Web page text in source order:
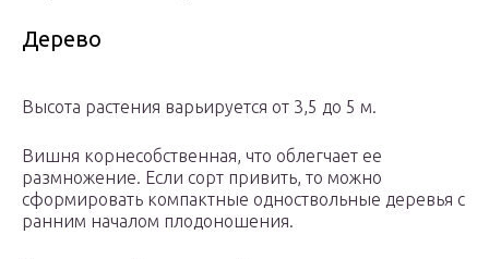
Дерево
Высота растения варьируется от 3,5 до 5 м.
Вишня корнесобственная, что облегчает ее
размножение. Если сорт привить, то можно
сформировать компактные одноствольные деревья с
ранним началом плодоношения.